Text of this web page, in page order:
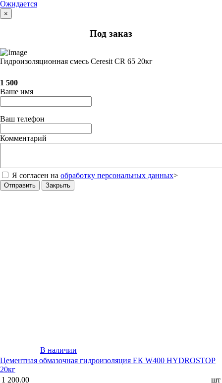
Ожидается
×
Под заказ
Гидроизоляционная смесь Ceresit CR 65 20кг
1 500
Ваше имя
Ваш телефон
Комментарий
Я согласен на обработку персональных данных>
Отправить Закрыть
В наличии
Цементная обмазочная гидроизоляция ЕК W400 HYDROSTOP
20кг
1 200.00
шт